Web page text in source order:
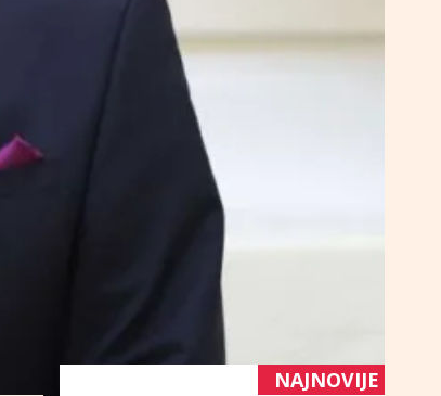
NAJNOVIJE